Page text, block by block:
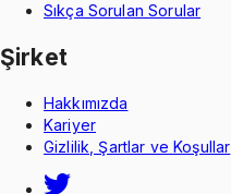
Sıkça Sorulan Sorular
Şirket
Hakkımızda
Kariyer
Gizlilik, Şartlar ve Koşullar